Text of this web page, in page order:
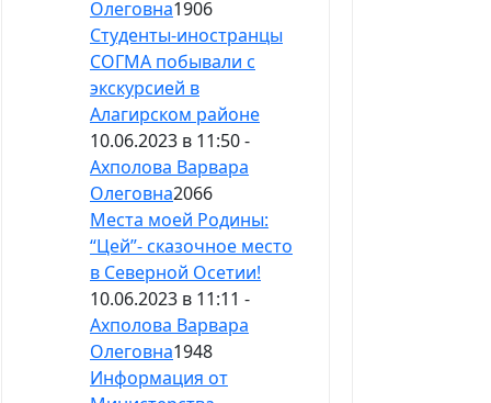
Олеговна1906
Студенты-иностранцы
СОГМА побывали с
экскурсией в
Алагирском районе
10.06.2023 в 11:50 -
Ахполова Варвара
Олеговна2066
Места моей Родины:
“Цей”- сказочное место
в Северной Осетии!
10.06.2023 в 11:11 -
Ахполова Варвара
Олеговна1948
Информация от